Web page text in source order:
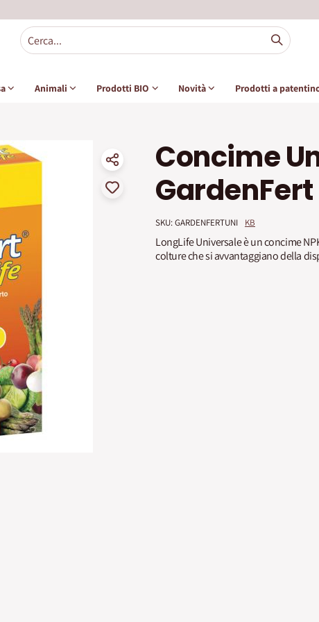
Animali Prodotti BIO Novità Prodotti a
Concime
GardenFert
SKU: GARDENFERTUNI KB
LongLife Universale è un concime
colture che si avvantaggiano della